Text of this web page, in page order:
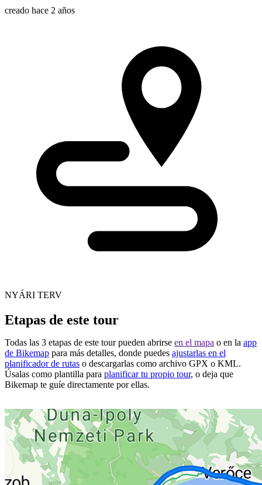
creado hace 2 años
NYÁRI TERV
Etapas de este tour
Todas las 3 etapas de este tour pueden abrirse en el mapa o en la app
de Bikemap para más detalles, donde puedes ajustarlas en el
planificador de rutas o descargarlas como archivo GPX o KML.
Úsalas como plantilla para planificar tu propio tour, o deja que
Bikemap te guíe directamente por ellas.